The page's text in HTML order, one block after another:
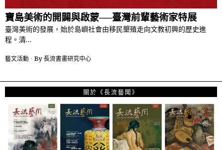
寶島美術的開闢與啟蒙──臺灣前輩藝術家特展
臺灣美術的發展，始於島嶼社會由移民墾殖走向文教初興的歷史進
程。清…
藝文活動 By 長流書畫研究中心
關於《長流藝聞》